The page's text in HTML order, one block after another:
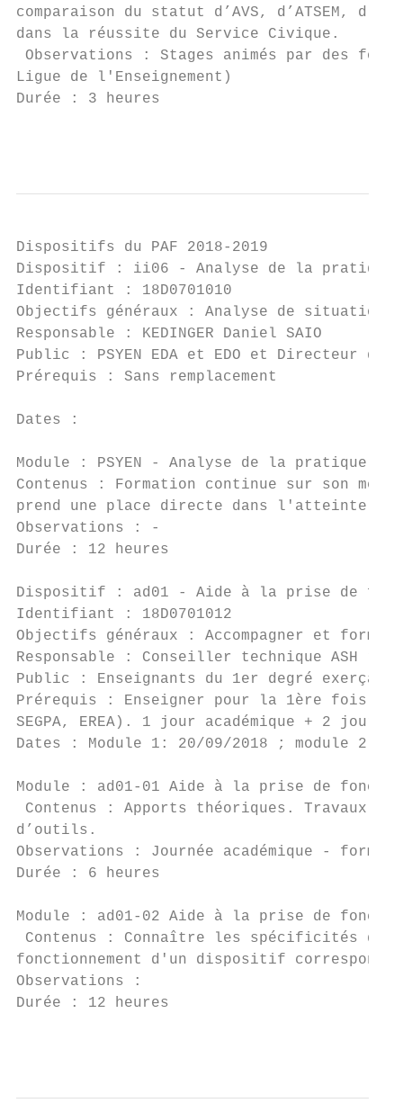
comparaison du statut d’AVS, d’ATSEM,
dans la réussite du Service Civique.
Observations : Stages animés par des
Ligue de l'Enseignement)
Durée : 3 heures
Dispositifs du PAF 2018-2019
Dispositif : ii06 - Analyse de la pratique
Identifiant : 18D0701010
Objectifs généraux : Analyse de
Responsable : KEDINGER Daniel SAIO
Public : PSYEN EDA et EDO et Directeur de
Prérequis : Sans remplacement
Dates :
Module : PSYEN - Analyse de la pratique
Contenus : Formation continue sur son
prend une place directe dans l'atteinte
Observations : -
Durée : 12 heures
Dispositif : ad01 - Aide à la prise de
Identifiant : 18D0701012
Objectifs généraux : Accompagner et former
Responsable : Conseiller technique ASH
Public : Enseignants du 1er degré
Prérequis : Enseigner pour la 1ère fois
SEGPA, EREA). 1 jour académique + 2 jours
Dates : Module 1: 20/09/2018 ; module 2:
Module : ad01-01 Aide à la prise de
Contenus : Apports théoriques. Travaux
d’outils.
Observations : Journée académique -
Durée : 6 heures
Module : ad01-02 Aide à la prise de
Contenus : Connaître les spécificités du
fonctionnement d'un dispositif
Observations :
Durée : 12 heures